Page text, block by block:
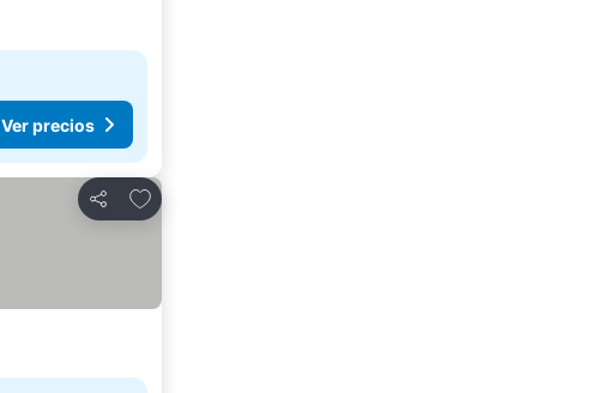
Ver precios
Compartir
Añadir a favoritos